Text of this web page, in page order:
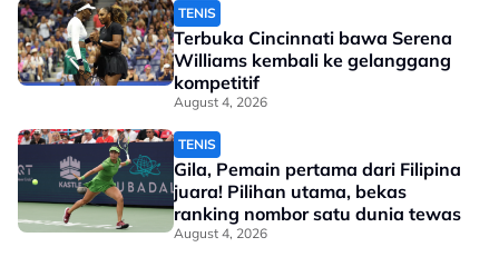
TENIS
Terbuka Cincinnati bawa Serena
Williams kembali ke gelanggang
kompetitif
August 4, 2026
TENIS
Gila, Pemain pertama dari Filipina
juara! Pilihan utama, bekas
ranking nombor satu dunia tewas
August 4, 2026